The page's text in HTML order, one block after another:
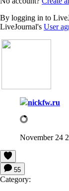
By logging in to
LiveJournal's User
nickfw.ru
November 24
55
Category: